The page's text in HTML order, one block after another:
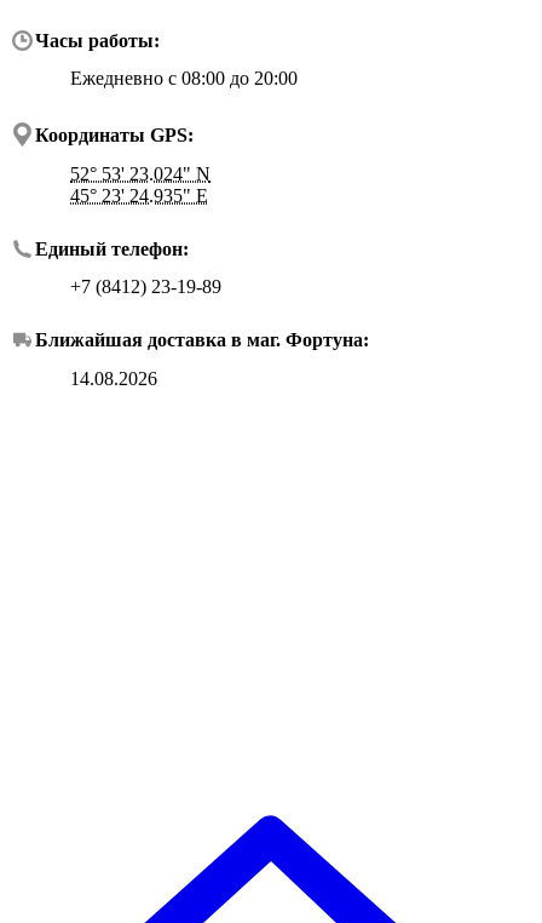
Часы работы:
Ежедневно с 08:00 до 20:00
Координаты GPS:
52° 53' 23.024" N
45° 23' 24.935" E
Единый телефон:
+7 (8412) 23-19-89
Ближайшая доставка в маг. Фортуна:
14.08.2026